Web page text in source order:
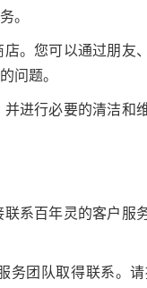
。
。您可以通过朋友
问题。
进行必要的清洁和
系百年灵的客户服
团队取得联系。